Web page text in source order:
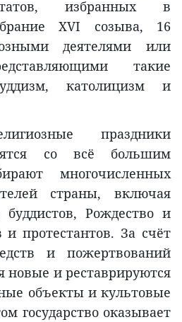
избранных в
XVI созыва, 16
деятелями или
такие
католицизм и
праздники
со всё большим
многочисленных
страны, включая
Рождество и
и протестантов. За счёт
и пожертвований
новые и реставрируются
объекты и культовые
государство оказывает